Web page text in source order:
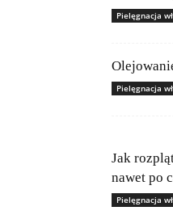
Pielęgnacja
Pielęgnacja
Jak
nawet po
Pielęgnacja